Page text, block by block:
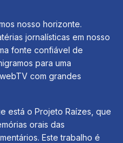
nosso horizonte.
jornalísticas em nosso
fonte confiável de
para uma
com grandes
está o Projeto Raízes, que
orais das
Este trabalho é